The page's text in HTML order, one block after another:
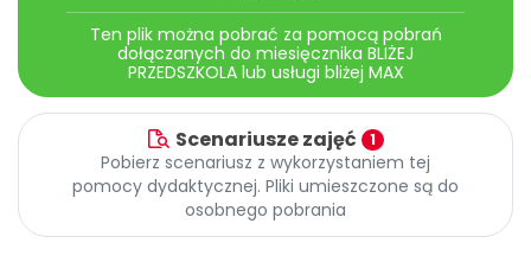
Ten plik można pobrać za pomocą pobrań
dołączanych do miesięcznika BLIŻEJ
PRZEDSZKOLA lub usługi bliżej MAX
Scenariusze zajęć 1
Pobierz scenariusz z wykorzystaniem tej
pomocy dydaktycznej. Pliki umieszczone są do
osobnego pobrania